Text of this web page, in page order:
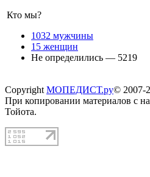
Кто мы?
1032 мужчины
15 женщин
Не определились — 5219
Copyright МОПЕДИСТ.ру© 2007-
При копировании материалов с
Тойота.